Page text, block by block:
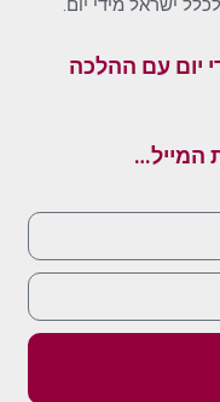
ישראל מידי יום.
יום עם ההלכה
המייל…